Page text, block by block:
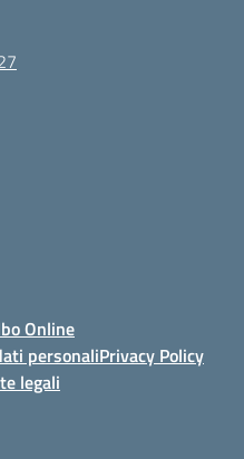
Online
personaliPrivacy Policy
legali